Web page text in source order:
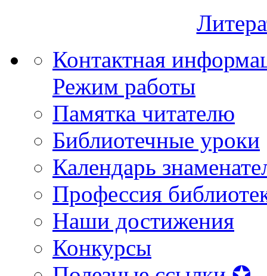
Контактная
Режим работы
Памятка читателю
Библиотечные уроки
Календарь
Профессия
Наши достижения
Конкурсы